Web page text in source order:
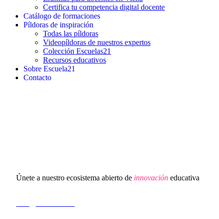
Certifica tu competencia digital docente
Catálogo de formaciones
Píldoras de inspiración
Todas las píldoras
Videopíldoras de nuestros expertos
Colección Escuelas21
Recursos educativos
Sobre Escuela21
Contacto
Únete a nuestro ecosistema abierto de innovación educativa